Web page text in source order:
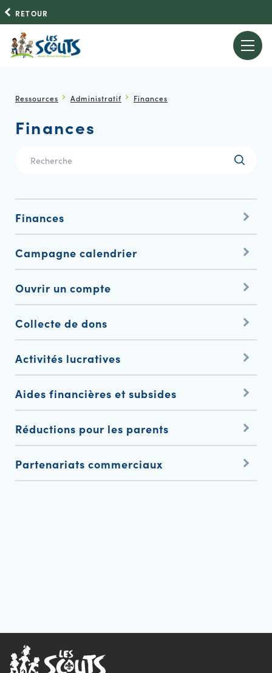
RETOUR
Ressources Administratif Finances
Finances
Finances
Campagne calendrier
Ouvrir un compte
Collecte de dons
Activités lucratives
Aides financières et subsides
Réductions pour les parents
Partenariats commerciaux